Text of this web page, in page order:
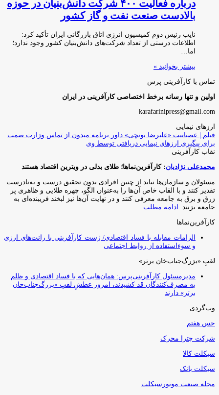
درباره فعالیت ۴۰۰ شرکت دانش‌بنیان در حوزه
بالادست صنعت نفت و گاز کشور
نایب رئیس دوم کمیسیون انرژی اتاق بازرگانی ایران تأکید کرد:
اطلاعات درستی از تعداد شرکت‌های دانش‌بنیان کشور وجود ندارد؛
اما…
بیشتر بخوانید »
تماس با کارآفرینی پرس
اولین و تنها رسانه برخط اختصاصی کارآفرینی در ایران
karafarinipress@gmail.com
ارزهای نیمایی
فیلم | عصبانیت «علیرضا یونچی» داور برنامه میدون از تماس وزارت صمت
برای پیگیری ارزهای نیمایی دریافتی توسط وی
نقاب کارآفرینی
محمدعلی نژادیان: کارآفرین‌نماها؛ طلای بدلی در ویترین اقتصاد هستند
مسئولان و سازمان‌ها نباید از چنین افرادی بدون تحقیق درست و به‌نادرست
تقدیر کنند و با القاب خاص آ‌ن‌ها را به‌عنوان الگو، چهره طلایی و ظاهری پر
زرق و برق به جامعه معرفی کنند و در نهایت آن‌ها نیز لبخند فریبنده‌ای به
جامعه بزنند. ادامه مطلب
کارآفرین‌نماها
الزامات مقابله با فساد اقتصادی/ ژست کارآفرینی با رانت‌های ارزی
و سوءاستفاده از روابط اجتماعی
لقبِ «بزرگ‌جناب‌خان برتر»
مدیرمسئول کارآفرینی‌پرس: همان‌هایی که با فساد اقتصادی و ظلم
به مصرف‌کنندگان قد کشیدند، امروز عطشِ لقبِ «بزرگ‌جناب‌خان
برتر» دارند
وب‌گردی
حس هفتم
شرکت چترا محرک
سیکلت کالا
سیکلت بانک
مجله صنعت موتورسیکلت